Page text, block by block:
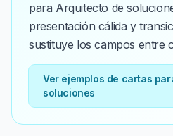
para Arquitecto de
presentación cálida y
sustituye los campos entre
Ver ejemplos de cartas
soluciones